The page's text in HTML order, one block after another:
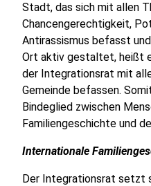
Stadt, das sich mit allen
Chancengerechtigkeit,
Antirassismus befasst
Ort aktiv gestaltet, heißt
der Integrationsrat mit
Gemeinde befassen.
Bindeglied zwischen
Familiengeschichte und
Internationale
Der Integrationsrat setzt